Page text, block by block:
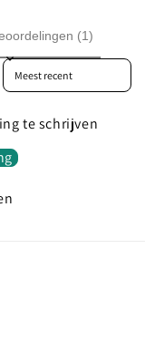
(1)
Sort reviews by
te schrijven